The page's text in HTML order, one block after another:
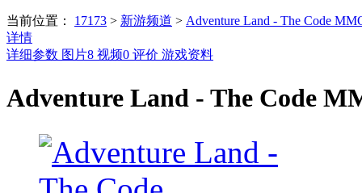
当前位置： 17173 > 新游频道 > Adventure Land - The Code
详情
详细参数 图片8 视频0 评价 游戏资料
Adventure Land - The Code